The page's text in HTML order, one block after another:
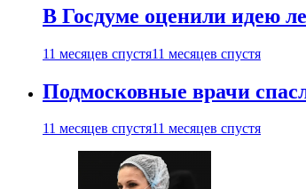
В Госдуме оценили идею
11 месяцев спустя11 месяцев спустя
Подмосковные врачи
11 месяцев спустя11 месяцев спустя